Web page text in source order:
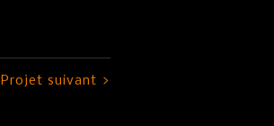
Projet suivant >